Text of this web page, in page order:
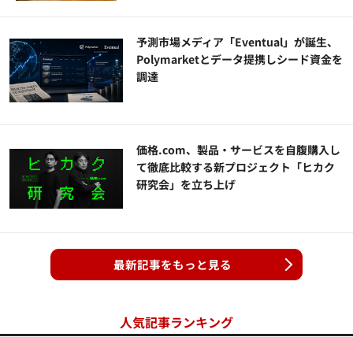
予測市場メディア「Eventual」が誕生、
Polymarketとデータ提携しシード資金を
調達
価格.com、製品・サービスを自腹購入し
て徹底比較する新プロジェクト「ヒカク
研究会」を立ち上げ
最新記事をもっと見る
人気記事ランキング